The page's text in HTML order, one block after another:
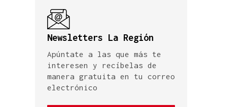
Newsletters La Región
Apúntate a las que más te
interesen y recíbelas de
manera gratuita en tu correo
electrónico